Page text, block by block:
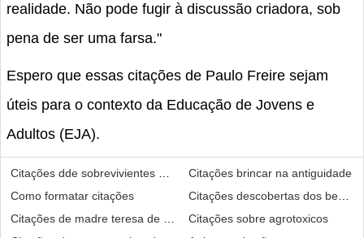
realidade. Não pode fugir à discussão criadora, sob
pena de ser uma farsa."
Espero que essas citações de Paulo Freire sejam
úteis para o contexto da Educação de Jovens e
Adultos (EJA).
Citações dde sobrevivientes do holocausto em pdf
Como formatar citações
Citações de madre teresa de calcutá chamados a ser fieíes
Citações brincar na antiguidade
Citações descobertas dos bebês
Citações sobre agrotoxicos